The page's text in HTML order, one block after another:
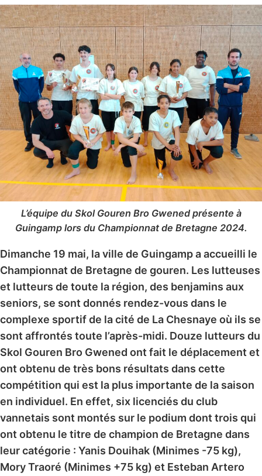
L’équipe du Skol Gouren Bro Gwened présente à
Guingamp lors du Championnat de Bretagne 2024.
Dimanche 19 mai, la ville de Guingamp a accueilli le
Championnat de Bretagne de gouren. Les lutteuses
et lutteurs de toute la région, des benjamins aux
seniors, se sont donnés rendez-vous dans le
complexe sportif de la cité de La Chesnaye où ils se
sont affrontés toute l’après-midi. Douze lutteurs du
Skol Gouren Bro Gwened ont fait le déplacement et
ont obtenu de très bons résultats dans cette
compétition qui est la plus importante de la saison
en individuel. En effet, six licenciés du club
vannetais sont montés sur le podium dont trois qui
ont obtenu le titre de champion de Bretagne dans
leur catégorie : Yanis Douihak (Minimes -75 kg),
Mory Traoré (Minimes +75 kg) et Esteban Artero